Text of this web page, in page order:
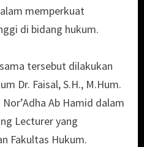
memperkuat
di bidang hukum.
tersebut dilakukan
Dr. Faisal, S.H., M.Hum.
Ab Hamid dalam
Lecturer yang
Fakultas Hukum.